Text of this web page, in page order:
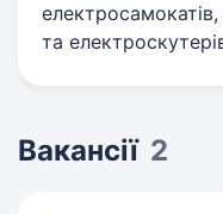
та
Вакансії 2